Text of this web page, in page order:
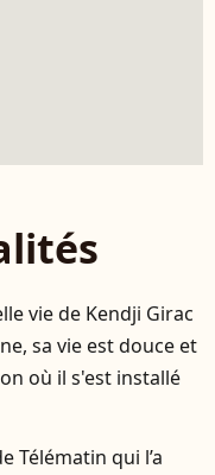
vie de Kendji Girac
sa vie est douce et
où il s'est installé
Télématin qui l’a